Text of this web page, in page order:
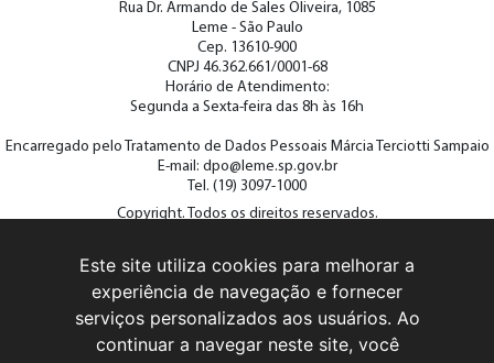
Rua Dr. Armando de Sales Oliveira, 1085
Leme - São Paulo
Cep. 13610-900
CNPJ 46.362.661/0001-68
Horário de Atendimento:
Segunda a Sexta-feira das 8h às 16h
Encarregado pelo Tratamento de Dados Pessoais Márcia Terciotti Sampaio
E-mail: dpo@leme.sp.gov.br
Tel. (19) 3097-1000
Copyright. Todos os direitos reservados.
ACOMPANHE A PREFEITURA NAS REDES SOCIAIS
Este site utiliza cookies para melhorar a
experiência de navegação e fornecer
serviços personalizados aos usuários. Ao
continuar a navegar neste site, você